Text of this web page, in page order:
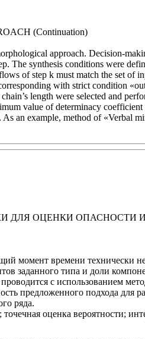
(Continuation)
approach. Decision-
The synthesis conditions were
of step k must match the set of
with strict condition
length were selected and
value of determinacy coefficient
an example, method of «Verbal
ДЛЯ ОЦЕНКИ ОПАСНОСТИ
момент времени
заданного типа и доли
с использованием
предложенного подхода для
ряда.
оценка вероятности;